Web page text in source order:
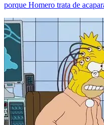
porque Homero trata de